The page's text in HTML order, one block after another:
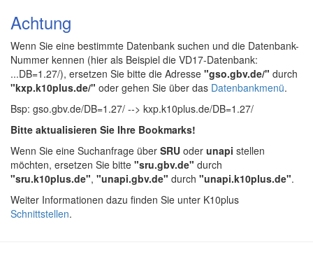
Achtung
Wenn Sie eine bestimmte Datenbank suchen und die Datenbank-
Nummer kennen (hier als Beispiel die VD17-Datenbank:
...DB=1.27/), ersetzen Sie bitte die Adresse "gso.gbv.de/" durch
"kxp.k10plus.de/" oder gehen Sie über das Datenbankmenü.
Bsp: gso.gbv.de/DB=1.27/ --> kxp.k10plus.de/DB=1.27/
Bitte aktualisieren Sie Ihre Bookmarks!
Wenn Sie eine Suchanfrage über SRU oder unapi stellen
möchten, ersetzen Sie bitte "sru.gbv.de" durch
"sru.k10plus.de", "unapi.gbv.de" durch "unapi.k10plus.de".
Weiter Informationen dazu finden Sie unter K10plus
Schnittstellen.